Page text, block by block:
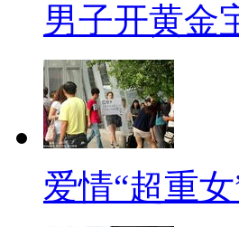
男子开黄金
爱情“超重